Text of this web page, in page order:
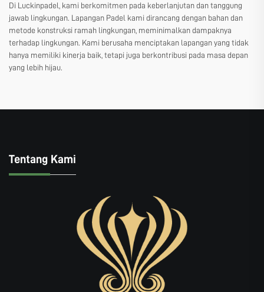
Di Luckinpadel, kami berkomitmen pada keberlanjutan dan tanggung
jawab lingkungan. Lapangan Padel kami dirancang dengan bahan dan
metode konstruksi ramah lingkungan, meminimalkan dampaknya
terhadap lingkungan. Kami berusaha menciptakan lapangan yang tidak
hanya memiliki kinerja baik, tetapi juga berkontribusi pada masa depan
yang lebih hijau.
Tentang Kami